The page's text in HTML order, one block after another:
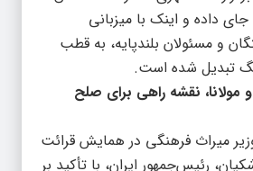
داده و اینک با میزبانی
و مسئولان بلندپایه، به قطب
تبدیل شده است.
نقشه راهی برای صلح
میراث فرهنگی در همایش قرائت
رئیس‌جمهور ایران، با تأکید بر